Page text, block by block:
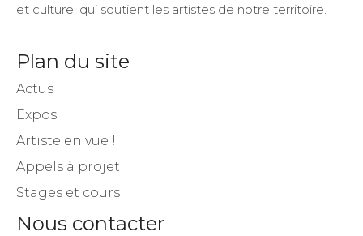
et culturel qui soutient les artistes de notre territoire.
Plan du site
Actus
Expos
Artiste en vue !
Appels à projet
Stages et cours
Nous contacter